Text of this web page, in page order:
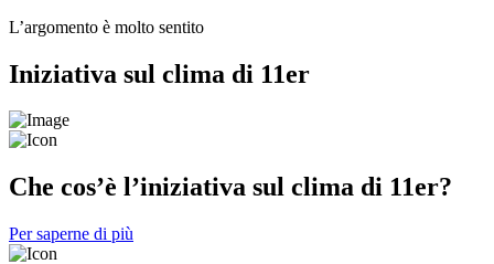
L’argomento è molto sentito
Iniziativa sul clima di 11er
Che cos’è l’iniziativa sul clima di 11er?
Per saperne di più